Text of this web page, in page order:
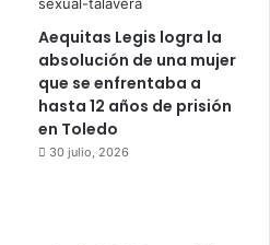
Aequitas Legis logra la
absolución de una mujer
que se enfrentaba a
hasta 12 años de prisión
en Toledo
30 julio, 2026